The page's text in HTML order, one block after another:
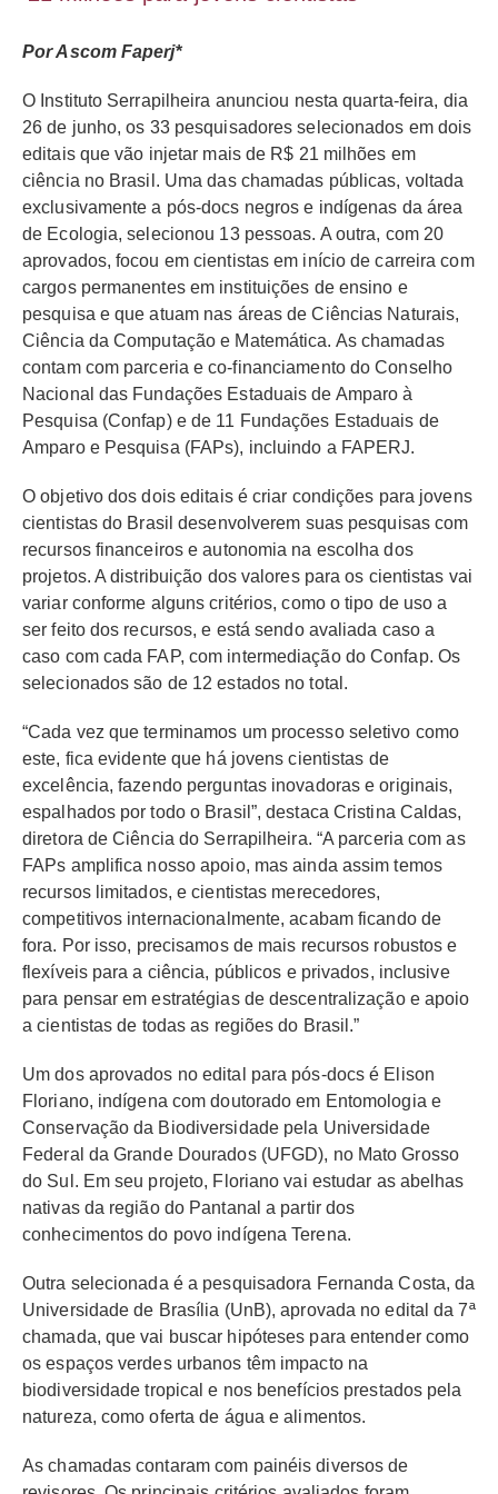
Por Ascom Faperj*
O Instituto Serrapilheira anunciou nesta quarta-feira, dia
26 de junho, os 33 pesquisadores selecionados em dois
editais que vão injetar mais de R$ 21 milhões em
ciência no Brasil. Uma das chamadas públicas, voltada
exclusivamente a pós-docs negros e indígenas da área
de Ecologia, selecionou 13 pessoas. A outra, com 20
aprovados, focou em cientistas em início de carreira com
cargos permanentes em instituições de ensino e
pesquisa e que atuam nas áreas de Ciências Naturais,
Ciência da Computação e Matemática. As chamadas
contam com parceria e co-financiamento do Conselho
Nacional das Fundações Estaduais de Amparo à
Pesquisa (Confap) e de 11 Fundações Estaduais de
Amparo e Pesquisa (FAPs), incluindo a FAPERJ.
O objetivo dos dois editais é criar condições para jovens
cientistas do Brasil desenvolverem suas pesquisas com
recursos financeiros e autonomia na escolha dos
projetos. A distribuição dos valores para os cientistas vai
variar conforme alguns critérios, como o tipo de uso a
ser feito dos recursos, e está sendo avaliada caso a
caso com cada FAP, com intermediação do Confap. Os
selecionados são de 12 estados no total.
“Cada vez que terminamos um processo seletivo como
este, fica evidente que há jovens cientistas de
excelência, fazendo perguntas inovadoras e originais,
espalhados por todo o Brasil”, destaca Cristina Caldas,
diretora de Ciência do Serrapilheira. “A parceria com as
FAPs amplifica nosso apoio, mas ainda assim temos
recursos limitados, e cientistas merecedores,
competitivos internacionalmente, acabam ficando de
fora. Por isso, precisamos de mais recursos robustos e
flexíveis para a ciência, públicos e privados, inclusive
para pensar em estratégias de descentralização e apoio
a cientistas de todas as regiões do Brasil.”
Um dos aprovados no edital para pós-docs é Elison
Floriano, indígena com doutorado em Entomologia e
Conservação da Biodiversidade pela Universidade
Federal da Grande Dourados (UFGD), no Mato Grosso
do Sul. Em seu projeto, Floriano vai estudar as abelhas
nativas da região do Pantanal a partir dos
conhecimentos do povo indígena Terena.
Outra selecionada é a pesquisadora Fernanda Costa, da
Universidade de Brasília (UnB), aprovada no edital da 7ª
chamada, que vai buscar hipóteses para entender como
os espaços verdes urbanos têm impacto na
biodiversidade tropical e nos benefícios prestados pela
natureza, como oferta de água e alimentos.
As chamadas contaram com painéis diversos de